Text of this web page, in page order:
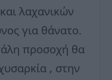
λαχανικών
για θάνατο.
προσοχή θα
, στην